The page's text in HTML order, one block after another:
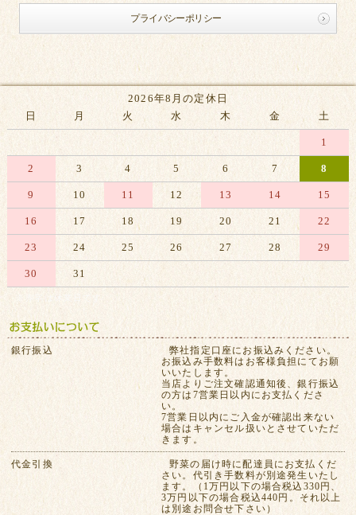
プライバシーポリシー
2026年8月の定休日
日
月 火 水 木 金 土
1
2 3 4 5 6 7 8
9 10 11 12 13 14 15
16 17 18 19 20 21 22
23 24 25 26 27 28 29
30 31
※赤字は休業日です
銀行振込
弊社指定口座にお振込みください。
お振込み手数料はお客様負担にてお願
いいたします。
当店よりご注文確認通知後、銀行振込
の方は7営業日以内にお支払くださ
い。
7営業日以内にご入金が確認出来ない
場合はキャンセル扱いとさせていただ
きます。
代金引換
野菜の届け時に配達員にお支払くだ
さい。代引き手数料が別途発生いたし
ます。（1万円以下の場合税込330円、
3万円以下の場合税込440円。それ以上
は別途お問合せ下さい）